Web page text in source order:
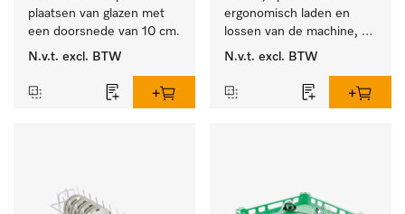
plaatsen van glazen met
een doorsnede van 10 cm.
N.v.t. excl. BTW
ergonomisch laden en
lossen van de machine,
hoogte 400 mm.
N.v.t. excl. BTW